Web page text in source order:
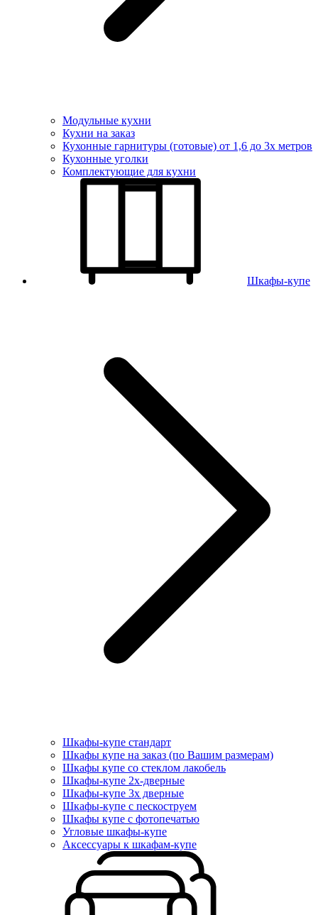
Модульные кухни
Кухни на заказ
Кухонные гарнитуры (готовые) от 1,6 до 3х метров
Кухонные уголки
Комплектующие для кухни
Шкафы-купе
Шкафы-купе стандарт
Шкафы купе на заказ (по Вашим размерам)
Шкафы купе со стеклом лакобель
Шкафы-купе 2х-дверные
Шкафы-купе 3х дверные
Шкафы-купе с пескоструем
Шкафы купе с фотопечатью
Угловые шкафы-купе
Аксессуары к шкафам-купе